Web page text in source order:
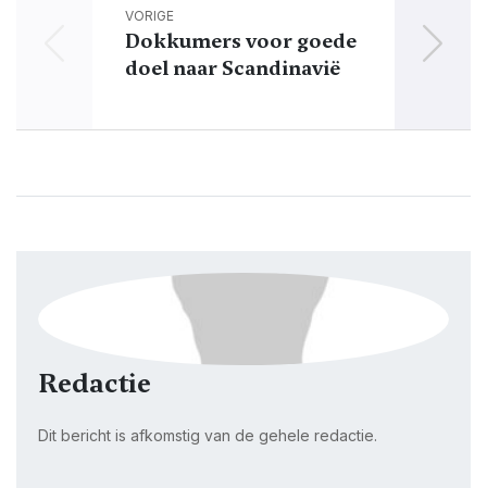
VORIGE
Dokkumers voor goede
doel naar Scandinavië
Redactie
Dit bericht is afkomstig van de gehele redactie.